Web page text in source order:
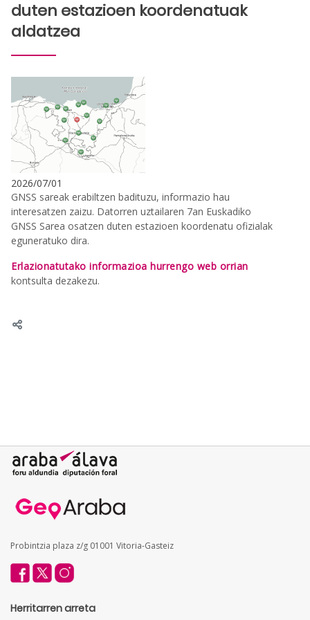
duten estazioen koordenatuak
aldatzea
2026/07/01
GNSS sareak erabiltzen badituzu, informazio hau
interesatzen zaizu. Datorren uztailaren 7an Euskadiko
GNSS Sarea osatzen duten estazioen koordenatu ofizialak
eguneratuko dira.
Erlazionatutako informazioa hurrengo web orrian
kontsulta dezakezu.
Probintzia plaza z/g 01001 Vitoria-Gasteiz
Herritarren arreta